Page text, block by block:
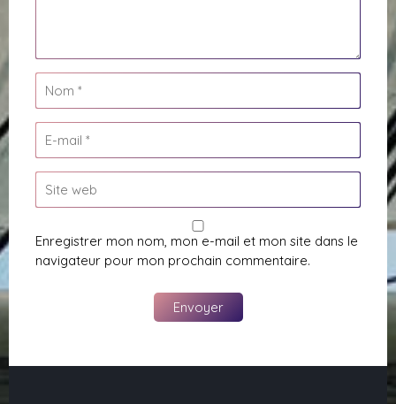
Enregistrer mon nom, mon e-mail et mon site dans le
navigateur pour mon prochain commentaire.